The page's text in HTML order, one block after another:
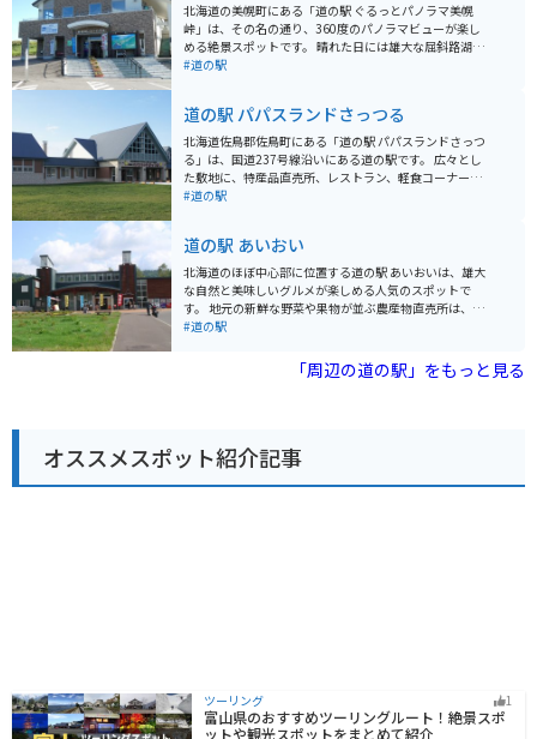
北海道の美幌町にある「道の駅 ぐるっとパノラマ美幌
峠」は、その名の通り、360度のパノラマビューが楽し
める絶景スポットです。 晴れた日には雄大な屈斜路湖や
遠くには知床連山を望むことができ、息を呑むような美
す。 道の駅には、地元の食材を使ったレストランや、特
産品を販売するショップがあり、旅の休憩にも最適で
す。 バイクで訪れる際は、峠道はカーブが多いので、安
全運転を心がけてください。 周辺には、屈斜路湖畔の温
泉街や、広大な牧草地帯が広がり、北海道らしい雄大な
度訪れても飽きることがありません。
#道の駅
道の駅 パパスランドさっつる
北海道佐鳥郡佐鳥町にある「道の駅 パパスランドさっつ
る」は、国道237号線沿いにある道の駅です。 広々とし
た敷地に、特産品直売所、レストラン、軽食コーナー、
トイレなどがあり、ドライブ中の休憩に最適です。 特産
った料理を楽しむことができます。 バイクで訪れる場合
は、駐車場も広々としているので安心です。 道の駅 パパ
スランドさっつるは、ドライブやツーリングの休憩に最
適な場所です。 地元の特産品やグルメを楽しむことがで
きます。
#道の駅
道の駅 あいおい
北海道のほぼ中心部に位置する道の駅 あいおいは、雄大
な自然と美味しいグルメが楽しめる人気のスポットで
す。 地元の新鮮な野菜や果物が並ぶ農産物直売所は、お
土産探しに最適です。 特に、夏から秋にかけて旬を迎え
ンスが良く、お土産に大人気です。 また、併設のレスト
ランでは、地元の食材をふんだんに使った料理を楽しむ
ングもおすすめです。 広大な丘陵地帯を走る道は、北海
道らしい雄大な景色を楽しむことができます。 道の駅に
は、バイクスタンドや休憩スペースも完備されているの
#道の駅
「周辺の道の駅」をもっと見る
オススメスポット紹介記事
ツーリング 1
富山県のおすすめツーリングルート！絶景スポ
ットや観光スポットをまとめて紹介